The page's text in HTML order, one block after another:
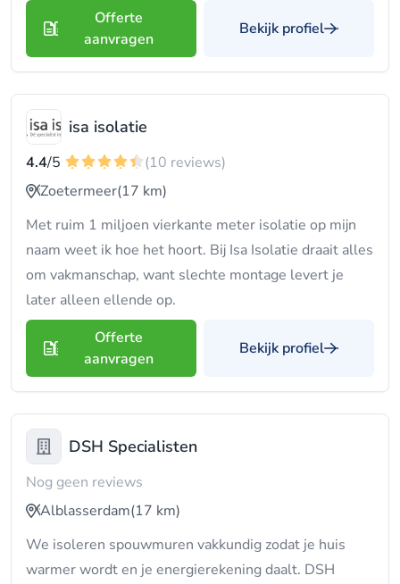
Offerte
aanvragen
Bekijk profiel
isa isolatie
4.4/5
(10 reviews)
Zoetermeer(17 km)
Met ruim 1 miljoen vierkante meter isolatie op mijn
naam weet ik hoe het hoort. Bij Isa Isolatie draait alles
om vakmanschap, want slechte montage levert je
later alleen ellende op.
Offerte
aanvragen
Bekijk profiel
DSH Specialisten
Nog geen reviews
Alblasserdam(17 km)
We isoleren spouwmuren vakkundig zodat je huis
warmer wordt en je energierekening daalt. DSH